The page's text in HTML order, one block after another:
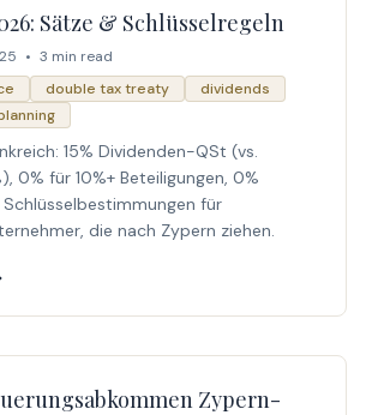
Sätze & Schlüsselregeln
• 3 min read
double tax treaty
dividends
15% Dividenden-QSt (vs.
0% für 10%+ Beteiligungen, 0%
Schlüsselbestimmungen für
die nach Zypern ziehen.
Zypern-